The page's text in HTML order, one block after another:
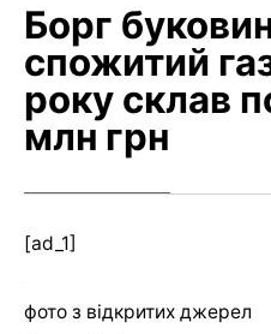
Борг
спожитий
року склав
млн грн
[ad_1]
фото з відкритих джерел